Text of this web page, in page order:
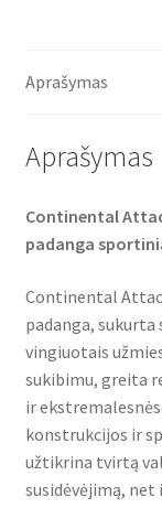
o
r
p
Aprašymas
Aprašymas
Continental
padanga
Continental
padanga,
vingiuotais
sukibimu, greita
ir
konstrukcijos ir
užtikrina tvirtą
susidėvėjimą,